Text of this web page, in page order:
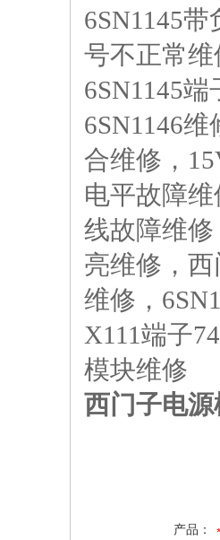
6SN1145
号不正常维
6SN1145
6SN1146
合维修，
电平故障
线故障维修
亮维修，西
维修，
X111端子
模块维修
西门子电
产品：